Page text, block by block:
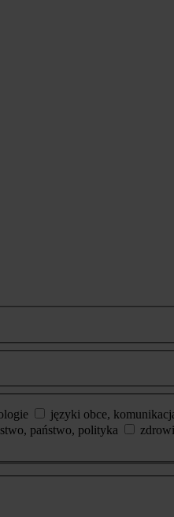
języki obce,
państwo, polityka